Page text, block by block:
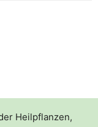
Heilpflanzen,